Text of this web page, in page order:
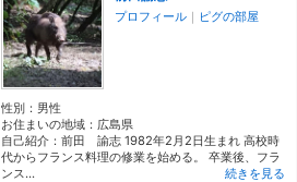
プロフィール ｜ ピグの部屋
性別： 男性
お住まいの地域： 広島県
自己紹介：前田 諭志 1982年2月2日生まれ 高校時
代からフランス料理の修業を始める。 卒業後、フラ
ンス...
続きを見る